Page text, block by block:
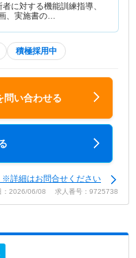
に対する機能訓練指導、
、実施書の…
積極採用中
問い合わせる
詳細はお問合せください
：2026/06/08 求人番号：9725738